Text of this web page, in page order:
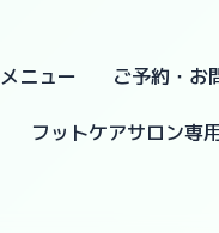
メニュー ご予約・お
フットケアサロン専